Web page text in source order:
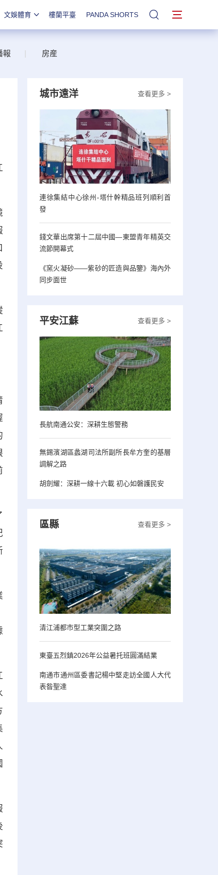
文娛體育 樓蘭平臺 PANDA SHORTS 站內搜索
報 房産
查看更多 >
城市遠洋
連徐集結中心徐州-塔什幹精品班列順利首
發
錢文華出席第十二屆中國—東盟青年精英交
流節開幕式
《窯火凝砂——紫砂的匠造與品鑒》海內外
同步面世
查看更多 >
平安江蘇
長航南通公安：深耕生態警務
無錫濱湖區蠡湖司法所副所長牟方奎的基層
調解之路
胡劍耀：深耕一線十六載 初心如磐護民安
查看更多 >
區縣
清江浦都市型工業突圍之路
東臺五烈鎮2026年公益暑托班圓滿結業
南通市通州區委書記楊中堅走訪全國人大代
表昝聖達